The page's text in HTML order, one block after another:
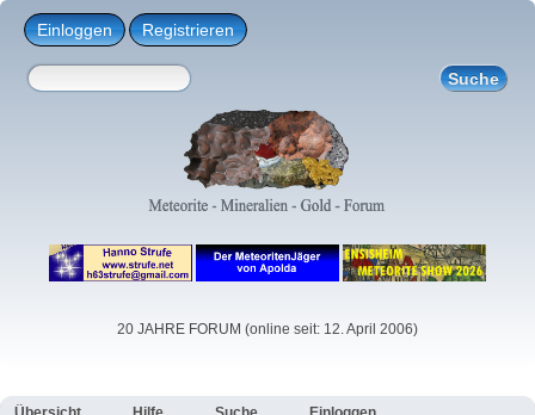
Einloggen Registrieren
20 JAHRE FORUM (online seit: 12. April 2006)